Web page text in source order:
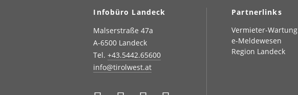
Infobüro Landeck
Malserstraße 47a
A-6500 Landeck
Tel.+43.5442.65600
info@tirolwest.at
Partnerlinks
Vermieter-Wartung
e-Meldewesen
Region Landeck